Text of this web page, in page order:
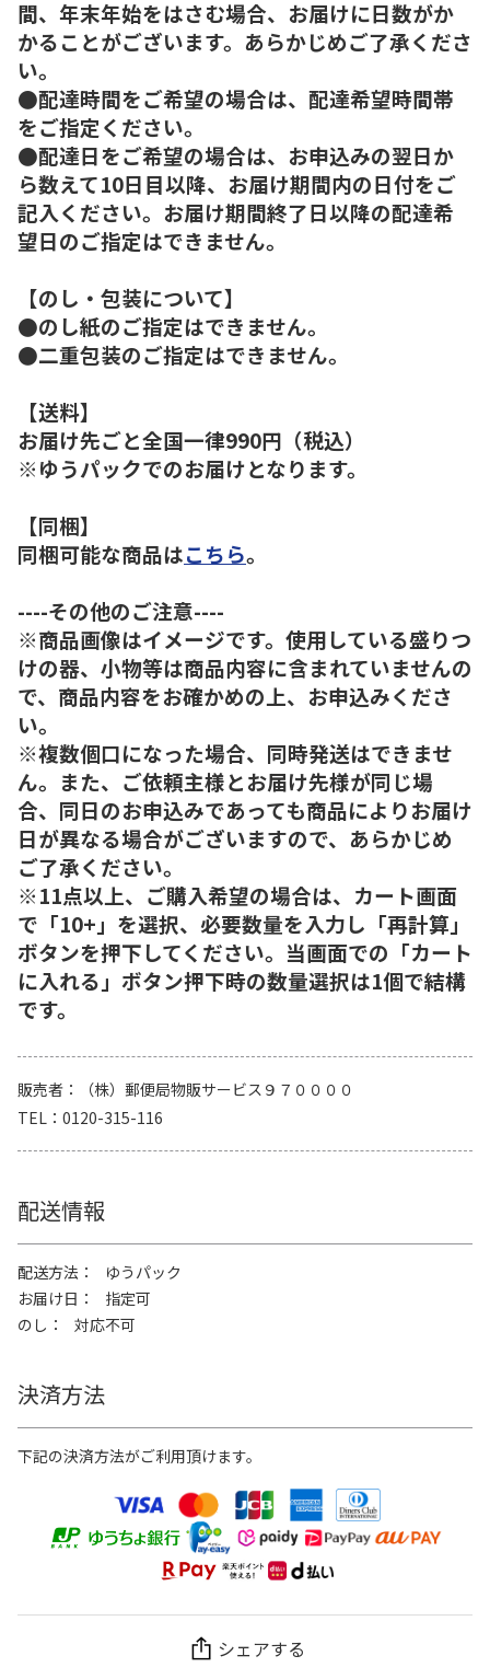
間、年末年始をはさむ場合、お届けに日数がか
かることがございます。あらかじめご了承くださ
い。
●配達時間をご希望の場合は、配達希望時間帯
をご指定ください。
●配達日をご希望の場合は、お申込みの翌日か
ら数えて10日目以降、お届け期間内の日付をご
記入ください。お届け期間終了日以降の配達希
望日のご指定はできません。
【のし・包装について】
●のし紙のご指定はできません。
●二重包装のご指定はできません。
【送料】
お届け先ごと全国一律990円（税込）
※ゆうパックでのお届けとなります。
【同梱】
同梱可能な商品はこちら。
----その他のご注意----
※商品画像はイメージです。使用している盛りつ
けの器、小物等は商品内容に含まれていませんの
で、商品内容をお確かめの上、お申込みくださ
い。
※複数個口になった場合、同時発送はできませ
ん。また、ご依頼主様とお届け先様が同じ場
合、同日のお申込みであっても商品によりお届け
日が異なる場合がございますので、あらかじめ
ご了承ください。
※11点以上、ご購入希望の場合は、カート画面
で「10+」を選択、必要数量を入力し「再計算」
ボタンを押下してください。当画面での「カート
に入れる」ボタン押下時の数量選択は1個で結構
です。
販売者
（株）郵便局物販サービス９７００００
TEL
0120-315-116
配送情報
配送方法
ゆうパック
お届け日
指定可
のし
対応不可
決済方法
下記の決済方法がご利用頂けます。
シェアする